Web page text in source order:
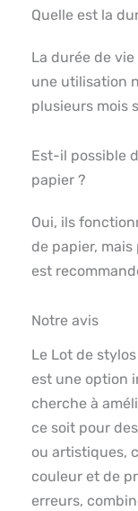
Quelle est la
La durée de
une utilisation
plusieurs mois
Est-il possible
papier ?
Oui, ils
de papier,
est
Notre avis
Le Lot de
est une option
cherche à
ce soit pour
ou artistiques,
couleur et de
erreurs,